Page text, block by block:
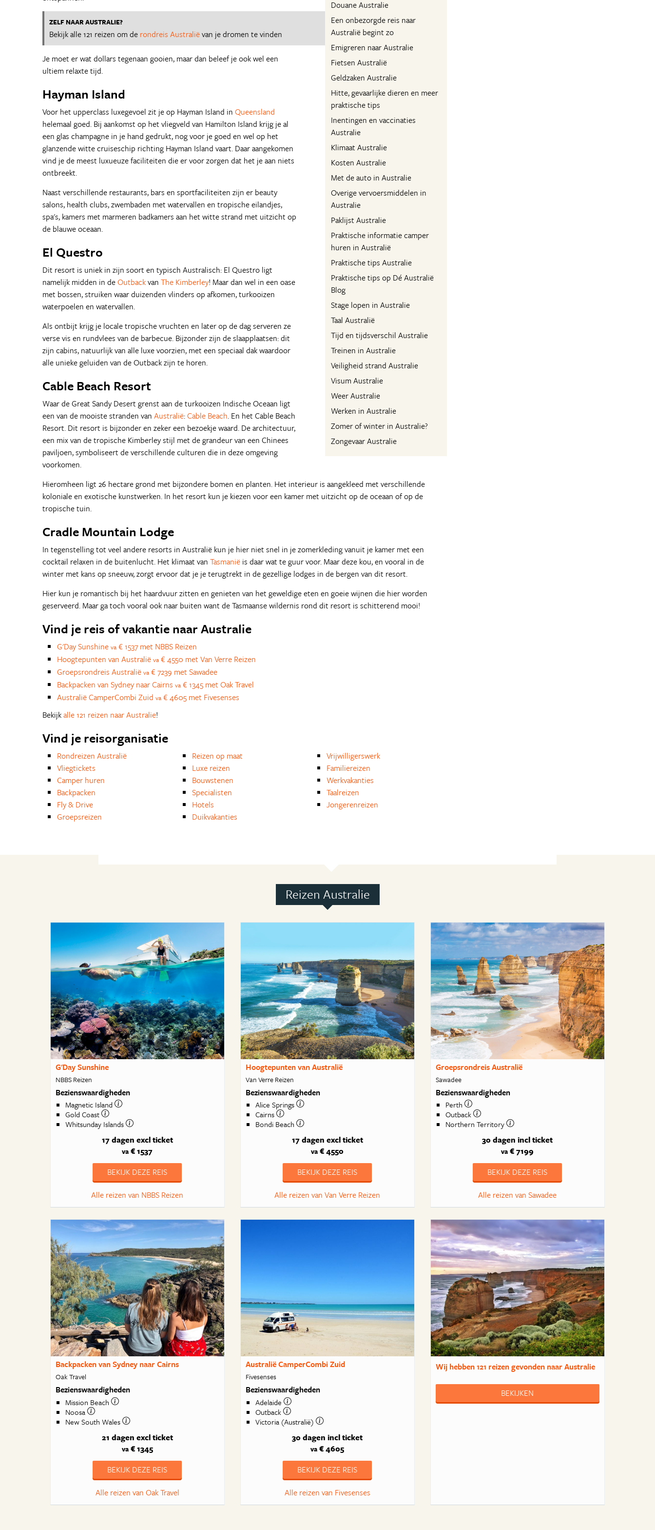
Douane Australie
Een onbezorgde reis naar
Australië begint zo
Emigreren naar Australie
Fietsen Australië
Geldzaken Australie
Hitte, gevaarlijke dieren en meer
praktische tips
Inentingen en vaccinaties
Australie
Klimaat Australie
Kosten Australie
Met de auto in Australie
Overige vervoersmiddelen in
Australie
Paklijst Australie
Praktische informatie camper
huren in Australië
Praktische tips Australie
Praktische tips op Dé Australië
Blog
Stage lopen in Australie
Taal Australië
Tijd en tijdsverschil Australie
Treinen in Australie
Veiligheid strand Australie
Visum Australie
Weer Australie
Werken in Australie
Zomer of winter in Australie?
Zongevaar Australie
ZELF NAAR AUSTRALIE?
Bekijk alle 121 reizen om de rondreis Australiëvan je dromen te vinden
Je moet er wat dollars tegenaan gooien, maar dan beleef je ook wel een
ultiem relaxte tijd.
Hayman Island
Voor het upperclass luxegevoel zit je op Hayman Island in Queensland
helemaal goed. Bij aankomst op het vliegveld van Hamilton Island krijg je al
een glas champagne in je hand gedrukt, nog voor je goed en wel op het
glanzende witte cruiseschip richting Hayman Island vaart. Daar aangekomen
vind je de meest luxueuze faciliteiten die er voor zorgen dat het je aan niets
ontbreekt.
Naast verschillende restaurants, bars en sportfaciliteiten zijn er beauty
salons, health clubs, zwembaden met watervallen en tropische eilandjes,
spa's, kamers met marmeren badkamers aan het witte strand met uitzicht op
de blauwe oceaan.
El Questro
Dit resort is uniek in zijn soort en typisch Australisch: El Questro ligt
namelijk midden in deOutbackvan The Kimberley! Maar dan wel in een oase
met bossen, struiken waar duizenden vlinders op afkomen, turkooizen
waterpoelen en watervallen.
Als ontbijt krijg je locale tropische vruchten en later op de dag serveren ze
verse vis en rundvlees van de barbecue. Bijzonder zijn de slaapplaatsen: dit
zijn cabins, natuurlijk van alle luxe voorzien, met een speciaal dak waardoor
alle unieke geluiden van de Outback zijn te horen.
Cable Beach Resort
Waar de Great Sandy Desert grenst aan de turkooizen Indische Oceaan ligt
een van de mooiste stranden van Australië:Cable Beach. En het Cable Beach
Resort. Dit resort is bijzonder en zeker een bezoekje waard. De architectuur,
een mix van de tropische Kimberley stijl met de grandeur van een Chinees
paviljoen, symboliseert de verschillende culturen die in deze omgeving
voorkomen.
Hieromheen ligt 26 hectare grond met bijzondere bomen en planten. Het interieur is aangekleed met verschillende
koloniale en exotische kunstwerken. In het resort kun je kiezen voor een kamer met uitzicht op de oceaan of op de
tropische tuin.
Cradle Mountain Lodge
In tegenstelling tot veel andere resorts in Australië kun je hier niet snel in je zomerkleding vanuit je kamer met een
cocktail relaxen in de buitenlucht. Het klimaat van Tasmanië is daar wat te guur voor. Maar deze kou, en vooral in de
winter met kans op sneeuw, zorgt ervoor dat je je terugtrekt in de gezellige lodges in de bergen van dit resort.
Hier kun je romantisch bij het haardvuur zitten en genieten van het geweldige eten en goeie wijnen die hier worden
geserveerd. Maar ga toch vooral ook naar buiten want de Tasmaanse wildernis rond dit resort is schitterend mooi!
Vind je reis of vakantie naar Australie
G'Day Sunshine va € 1537 met NBBS Reizen
Hoogtepunten van Australië va € 4550 met Van Verre Reizen
Groepsrondreis Australië va € 7239 met Sawadee
Backpacken van Sydney naar Cairns va € 1345 met Oak Travel
Australië CamperCombi Zuid va € 4605 met Fivesenses
Bekijkalle 121 reizen naar Australie!
Vind je reisorganisatie
Rondreizen Australië
Vliegtickets
Camper huren
Backpacken
Fly & Drive
Groepsreizen
Reizen op maat
Luxe reizen
Bouwstenen
Specialisten
Hotels
Duikvakanties
Vrijwilligerswerk
Familiereizen
Werkvakanties
Taalreizen
Jongerenreizen
Reizen Australie
G'Day Sunshine
NBBS Reizen
Bezienswaardigheden
Magnetic Island
Gold Coast
Whitsunday Islands
17 dagen excl ticket
va € 1537
BEKIJK DEZE REIS
Alle reizen van NBBS Reizen
Hoogtepunten van Australië
Van Verre Reizen
Bezienswaardigheden
Alice Springs
Cairns
Bondi Beach
17 dagen excl ticket
va € 4550
BEKIJK DEZE REIS
Alle reizen van Van Verre Reizen
Groepsrondreis Australië
Sawadee
Bezienswaardigheden
Perth
Outback
Northern Territory
30 dagen incl ticket
va € 7199
BEKIJK DEZE REIS
Alle reizen van Sawadee
Backpacken van Sydney naar Cairns
Oak Travel
Bezienswaardigheden
Mission Beach
Noosa
New South Wales
21 dagen excl ticket
va€ 1345
BEKIJK DEZE REIS
Alle reizen van Oak Travel
Australië CamperCombi Zuid
Fivesenses
Bezienswaardigheden
Adelaide
Outback
Victoria (Australië)
30 dagen incl ticket
va € 4605
BEKIJK DEZE REIS
Alle reizen van Fivesenses
Wij hebben121 reizengevonden naar Australie
BEKIJKEN